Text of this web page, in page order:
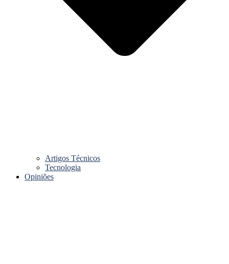
Artigos Técnicos
Tecnologia
Opiniões